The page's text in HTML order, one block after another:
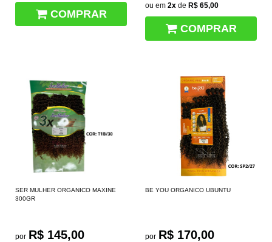
COMPRAR
ou em 2x de R$ 65,00
COMPRAR
SER MULHER ORGANICO MAXINE
300GR
por R$ 145,00
BE YOU ORGANICO UBUNTU
por R$ 170,00